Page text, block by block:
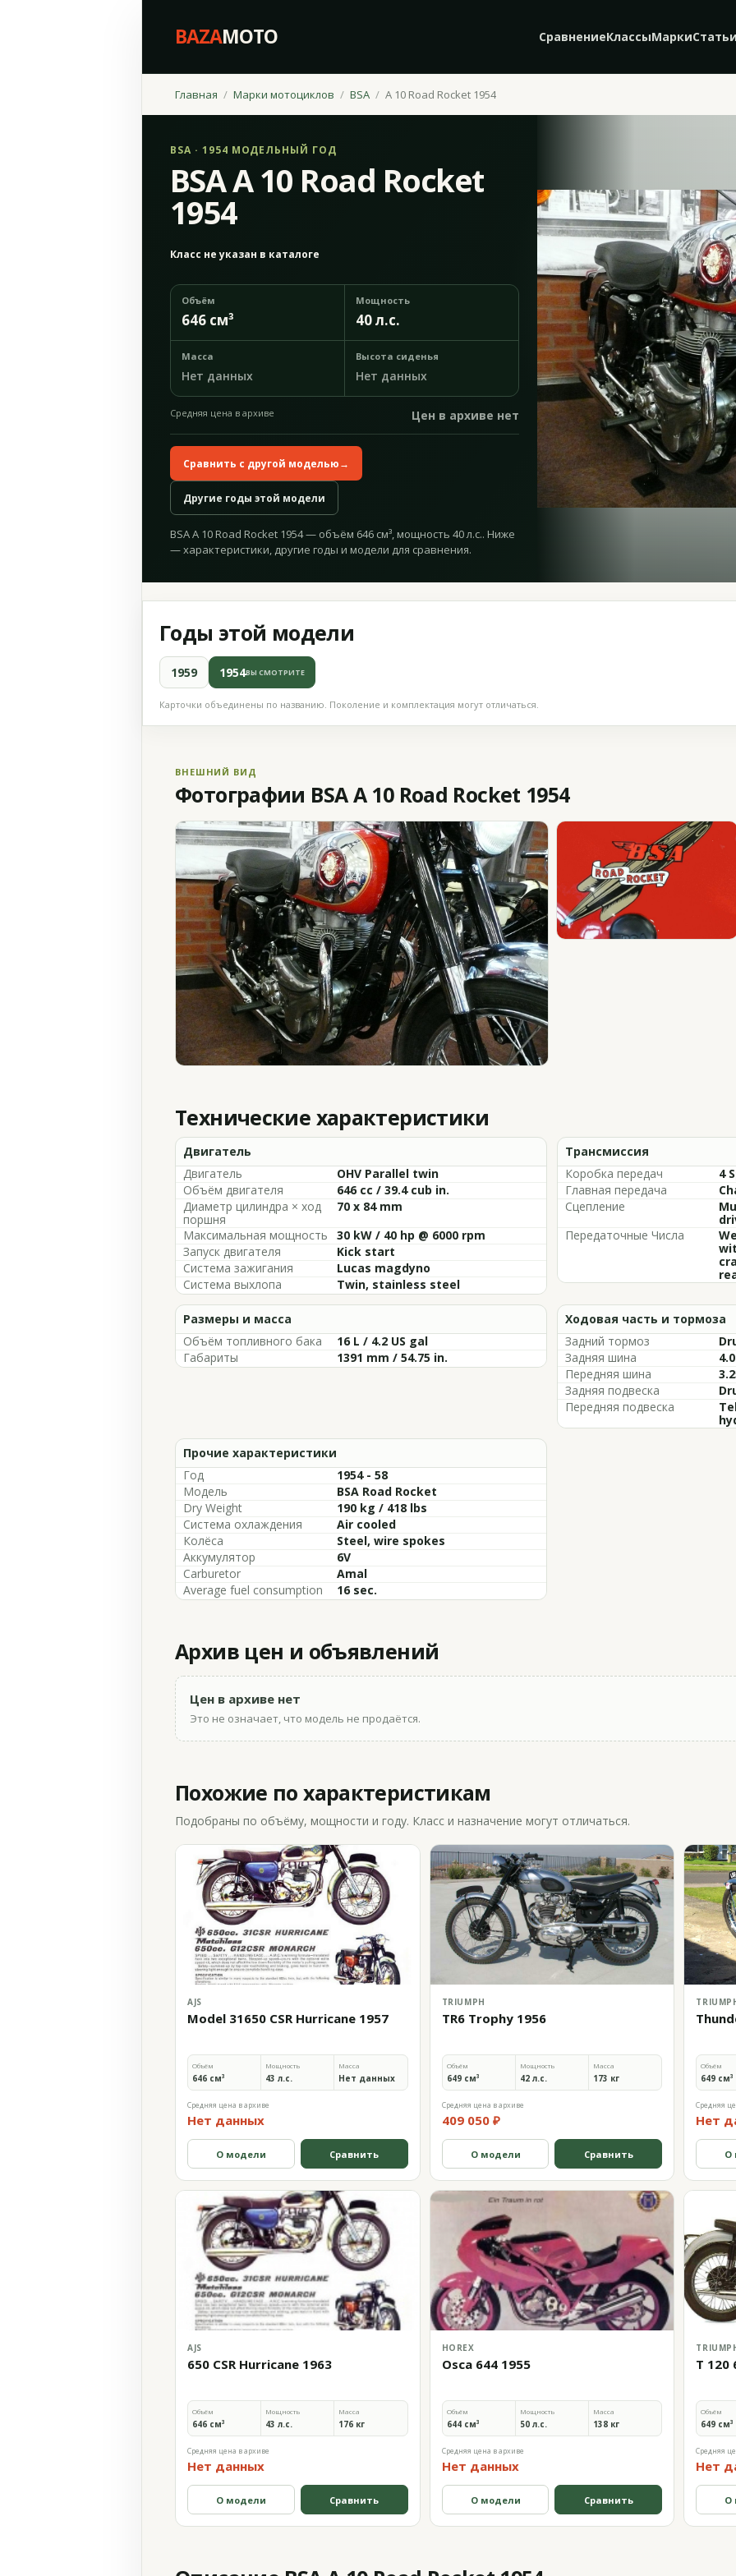
BAZAMOTO СравнениеКлассыМаркиСтатьи
Главная Марки мотоциклов BSA A 10 Road Rocket 1954
BSA · 1954 МОДЕЛЬНЫЙ ГОД
BSA A 10 Road Rocket
1954
Класс не указан в каталоге
Объём
646 см³
Мощность
40 л.с.
Масса
Нет данных
Высота сиденья
Нет данных
Средняя цена в архиве Цен в архиве нет
Сравнить с другой моделью→
Другие годы этой модели
BSA A 10 Road Rocket 1954 — объём 646 см³, мощность 40 л.с.. Ниже
— характеристики, другие годы и модели для сравнения.
Годы этой модели
1959 1954ВЫ СМОТРИТЕ
Карточки объединены по названию. Поколение и комплектация могут отличаться.
ВНЕШНИЙ ВИД
Фотографии BSA A 10 Road Rocket 1954
Технические характеристики
Двигатель
Двигатель
OHV Parallel twin
Объём двигателя
646 cc / 39.4 cub in.
Диаметр цилиндра × ход
поршня
70 x 84 mm
Максимальная мощность
30 kW / 40 hp @ 6000 rpm
Запуск двигателя
Kick start
Система зажигания
Lucas magdyno
Система выхлопа
Twin, stainless steel
Трансмиссия
Коробка передач
4
Главная передача
Сцепление
Передаточные Числа
Размеры и масса
Объём топливного бака
16 L / 4.2 US gal
Габариты
1391 mm / 54.75 in.
Ходовая часть и тормоза
Задний тормоз
Задняя шина
Передняя шина
Задняя подвеска
Передняя подвеска
Прочие характеристики
Год
1954 - 58
Модель
BSA Road Rocket
Dry Weight
190 kg / 418 lbs
Система охлаждения
Air cooled
Колёса
Steel, wire spokes
Аккумулятор
6V
Carburetor
Amal
Average fuel consumption
16 sec.
Архив цен и объявлений
Цен в архиве нет
Это не означает, что модель не продаётся.
Похожие по характеристикам
Подобраны по объёму, мощности и году. Класс и назначение могут отличаться.
AJS
Model 31650 CSR Hurricane 1957
Объём
646 см³
Мощность
43 л.с.
Масса
Нет данных
Средняя цена в архиве
Нет данных
О модели Сравнить
TRIUMPH
TR6 Trophy 1956
Объём
649 см³
Мощность
42 л.с.
Масса
173 кг
Средняя цена в архиве
409 050 ₽
О модели Сравнить
Объём
649 см³
Средняя
Нет
О
AJS
650 CSR Hurricane 1963
Объём
646 см³
Мощность
43 л.с.
Масса
176 кг
Средняя цена в архиве
Нет данных
О модели Сравнить
HOREX
Osca 644 1955
Объём
644 см³
Мощность
50 л.с.
Масса
138 кг
Средняя цена в архиве
Нет данных
О модели Сравнить
T 120
Объём
649 см³
Средняя
Нет
О